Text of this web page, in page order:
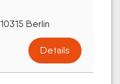
Berlin
Details